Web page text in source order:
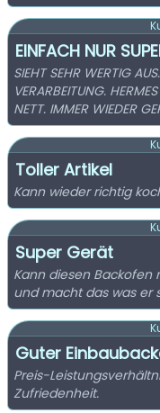
EINFACH NUR
SIEHT SEHR WERTIG
VERARBEITUNG.
NETT. IMMER WIEDER
Toller Artikel
Kann wieder richtig
Super Gerät
Kann diesen Backofen
und macht das was er
Guter
Preis-
Zufriedenheit.